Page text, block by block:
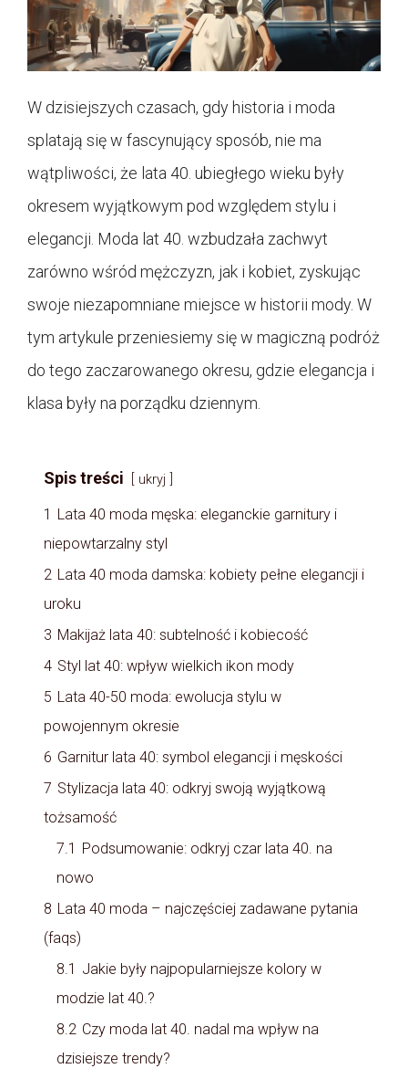
W dzisiejszych czasach, gdy historia i moda
splatają się w fascynujący sposób, nie ma
wątpliwości, że lata 40. ubiegłego wieku były
okresem wyjątkowym pod względem stylu i
elegancji. Moda lat 40. wzbudzała zachwyt
zarówno wśród mężczyzn, jak i kobiet, zyskując
swoje niezapomniane miejsce w historii mody. W
tym artykule przeniesiemy się w magiczną podróż
do tego zaczarowanego okresu, gdzie elegancja i
klasa były na porządku dziennym.
Spis treści ukryj
1 Lata 40 moda męska: eleganckie garnitury i
niepowtarzalny styl
2 Lata 40 moda damska: kobiety pełne elegancji i
uroku
3 Makijaż lata 40: subtelność i kobiecość
4 Styl lat 40: wpływ wielkich ikon mody
5 Lata 40-50 moda: ewolucja stylu w
powojennym okresie
6 Garnitur lata 40: symbol elegancji i męskości
7 Stylizacja lata 40: odkryj swoją wyjątkową
tożsamość
7.1 Podsumowanie: odkryj czar lata 40. na
nowo
8 Lata 40 moda – najczęściej zadawane pytania
(faqs)
8.1 Jakie były najpopularniejsze kolory w
modzie lat 40.?
8.2 Czy moda lat 40. nadal ma wpływ na
dzisiejsze trendy?